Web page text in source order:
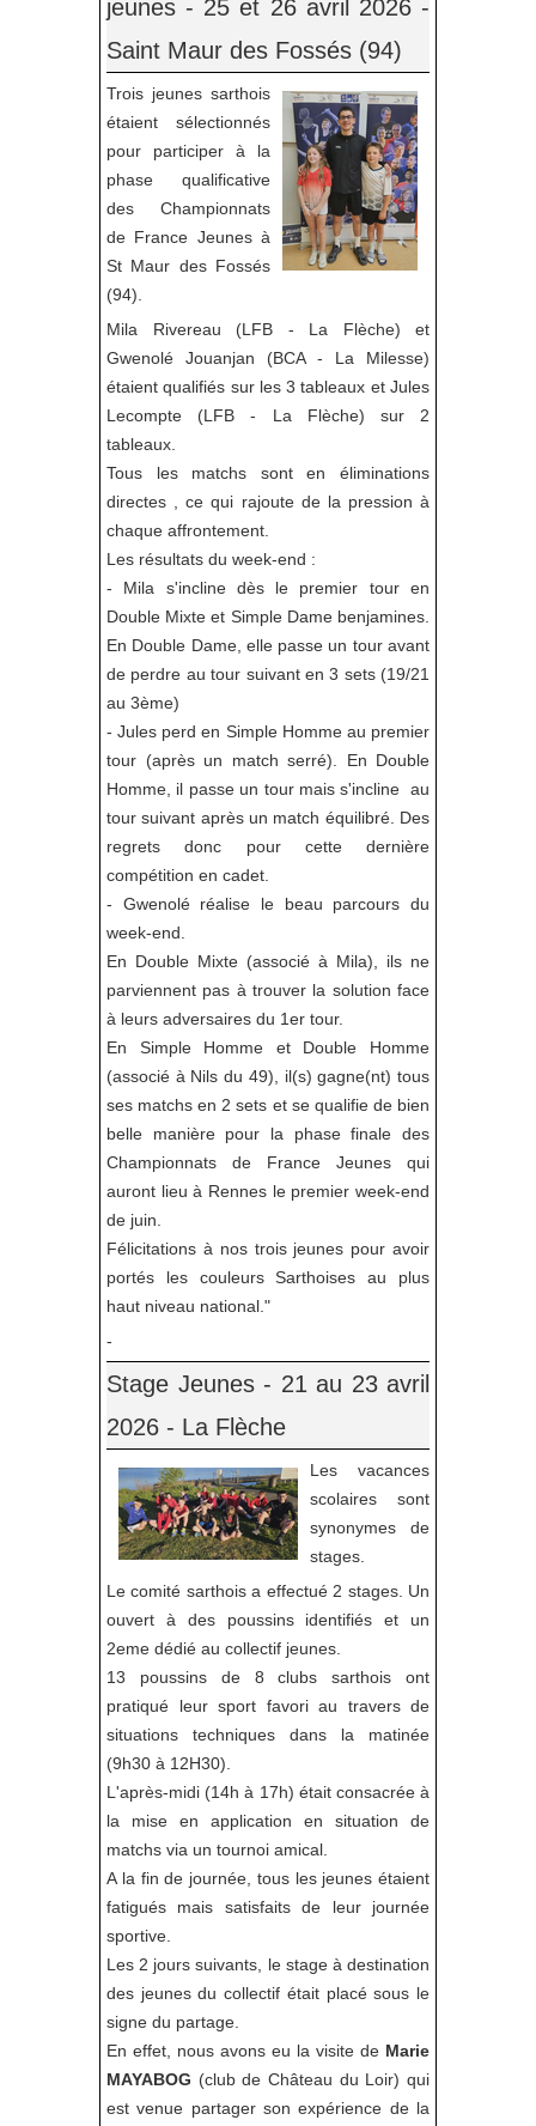
jeunes - 25 et 26 avril 2026 -
Saint Maur des Fossés (94)
Trois jeunes sarthois
étaient sélectionnés
pour participer à la
phase qualificative
des Championnats
de France Jeunes à
St Maur des Fossés
(94).
Mila Rivereau (LFB - La Flèche) et
Gwenolé Jouanjan (BCA - La Milesse)
étaient qualifiés sur les 3 tableaux et Jules
Lecompte (LFB - La Flèche) sur 2
tableaux.
Tous les matchs sont en éliminations
directes , ce qui rajoute de la pression à
chaque affrontement.
Les résultats du week-end :
- Mila s'incline dès le premier tour en
Double Mixte et Simple Dame benjamines.
En Double Dame, elle passe un tour avant
de perdre au tour suivant en 3 sets (19/21
au 3ème)
- Jules perd en Simple Homme au premier
tour (après un match serré). En Double
Homme, il passe un tour mais s'incline au
tour suivant après un match équilibré. Des
regrets donc pour cette dernière
compétition en cadet.
- Gwenolé réalise le beau parcours du
week-end.
En Double Mixte (associé à Mila), ils ne
parviennent pas à trouver la solution face
à leurs adversaires du 1er tour.
En Simple Homme et Double Homme
(associé à Nils du 49), il(s) gagne(nt) tous
ses matchs en 2 sets et se qualifie de bien
belle manière pour la phase finale des
Championnats de France Jeunes qui
auront lieu à Rennes le premier week-end
de juin.
Félicitations à nos trois jeunes pour avoir
portés les couleurs Sarthoises au plus
haut niveau national."
-
Stage Jeunes - 21 au 23 avril
2026 - La Flèche
Les vacances
scolaires sont
synonymes de
stages.
Le comité sarthois a effectué 2 stages. Un
ouvert à des poussins identifiés et un
2eme dédié au collectif jeunes.
13 poussins de 8 clubs sarthois ont
pratiqué leur sport favori au travers de
situations techniques dans la matinée
(9h30 à 12H30).
L'après-midi (14h à 17h) était consacrée à
la mise en application en situation de
matchs via un tournoi amical.
A la fin de journée, tous les jeunes étaient
fatigués mais satisfaits de leur journée
sportive.
Les 2 jours suivants, le stage à destination
des jeunes du collectif était placé sous le
signe du partage.
En effet, nous avons eu la visite de Marie
MAYABOG (club de Château du Loir) qui
est venue partager son expérience de la